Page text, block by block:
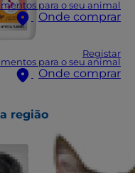
para o seu animal
Onde comprar
Registar
para o seu animal
Onde comprar
região